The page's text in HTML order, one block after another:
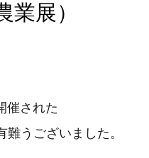
展）
催された
難うございました。